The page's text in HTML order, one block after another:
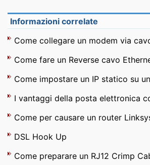
Informazioni correlate
Come collegare un modem via
Come fare un Reverse cavo
DSL Hook Up
Come preparare un RJ12 Crimp